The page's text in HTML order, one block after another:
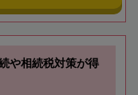
や相続税対策が得